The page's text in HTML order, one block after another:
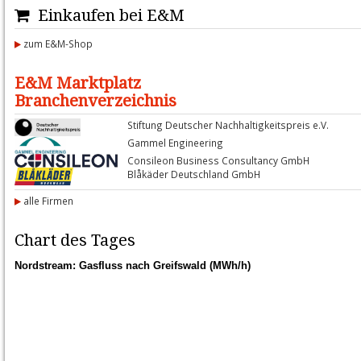
Einkaufen bei E&M
zum E&M-Shop
E&M Marktplatz
Branchenverzeichnis
Stiftung Deutscher Nachhaltigkeitspreis e.V.
Gammel Engineering
Consileon Business Consultancy GmbH
Blåkäder Deutschland GmbH
alle Firmen
Chart des Tages
Nordstream: Gasfluss nach Greifswald (MWh/h)